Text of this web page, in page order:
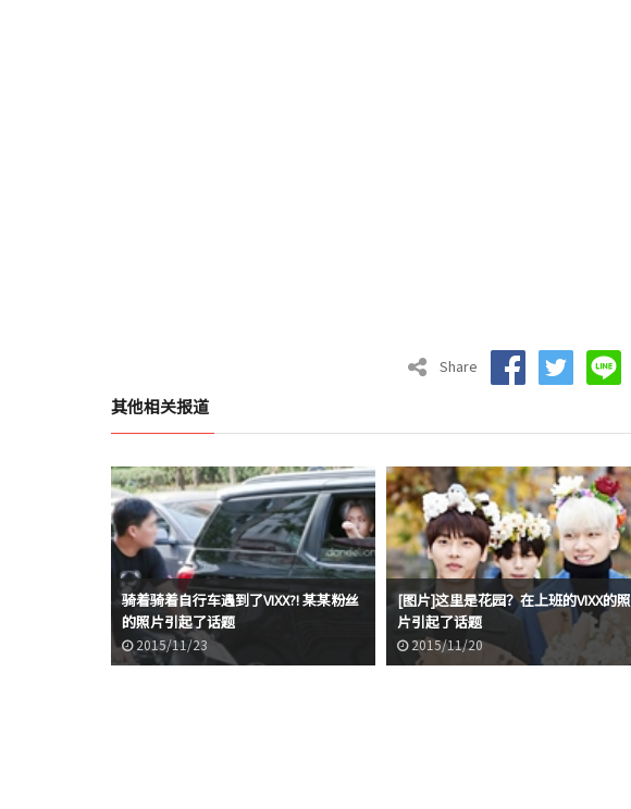
Share
其他相关报道
骑着骑着自行车遇到了VIXX?! 某某粉丝
的照片引起了话题
2015/11/23
[图片]这里是花园？在上班的VIXX的照
片引起了话题
2015/11/20